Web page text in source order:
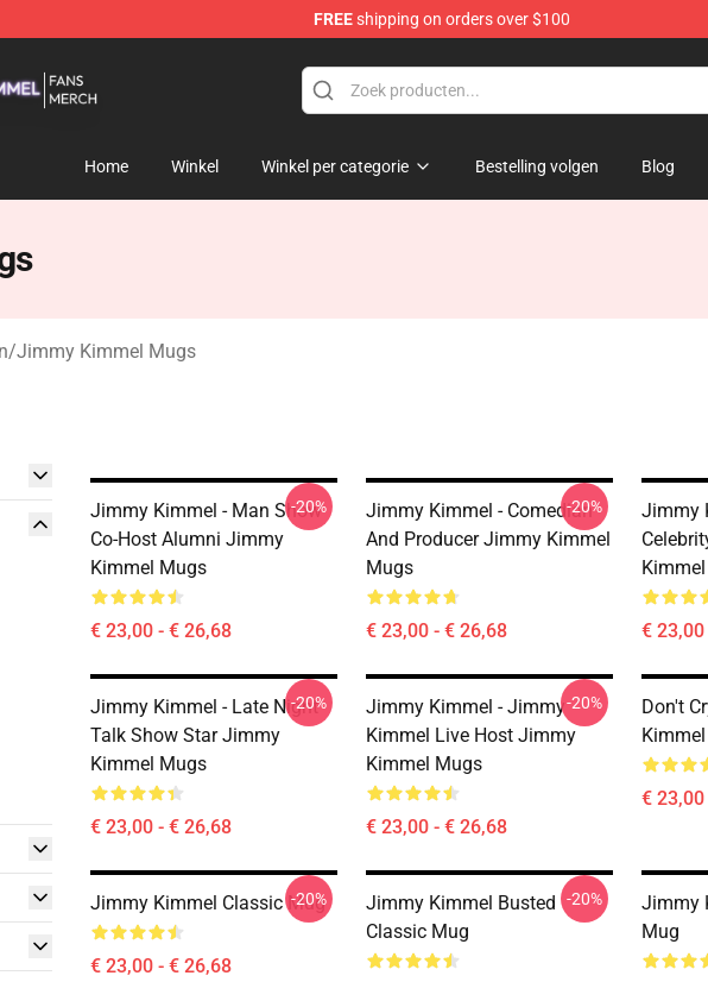
FREEshipping on orders over $100
Home Winkel Winkel per categorie Bestelling volgen Blog
/Jimmy Kimmel Mugs
Jimmy Kimmel - Man Show
Co-Host Alumni Jimmy
Kimmel Mugs
€ 23,00 - € 26,68
-20%
Jimmy Kimmel - Comedian
And Producer Jimmy Kimmel
Mugs
€ 23,00 - € 26,68
-20%
Jimmy
€
Jimmy Kimmel - Late Night
Talk Show Star Jimmy
Kimmel Mugs
€ 23,00 - € 26,68
-20%
Jimmy Kimmel - Jimmy
Kimmel Live Host Jimmy
Kimmel Mugs
€ 23,00 - € 26,68
-20%
Don't
€
Jimmy Kimmel Classic Mug
€ 23,00 - € 26,68
-20%
Jimmy Kimmel Busted
Classic Mug
-20%
Jimmy
Mug